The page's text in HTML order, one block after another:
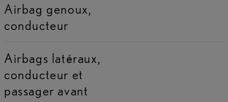
Airbag genoux,
conducteur
Airbags latéraux,
conducteur et
passager avant